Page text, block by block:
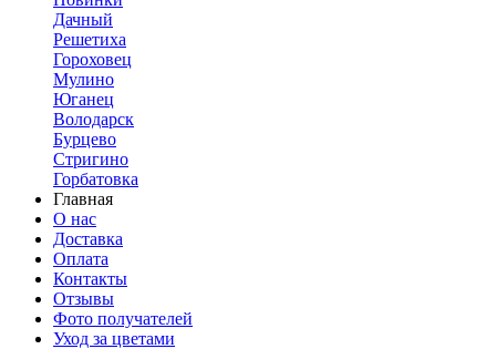
Дачный
Решетиха
Гороховец
Мулино
Юганец
Володарск
Бурцево
Стригино
Горбатовка
Главная
О нас
Доставка
Оплата
Контакты
Отзывы
Фото получателей
Уход за цветами